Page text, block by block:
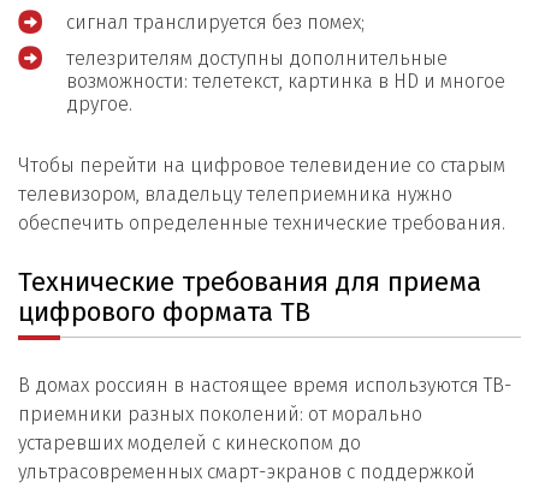
сигнал транслируется без помех;
телезрителям доступны дополнительные
возможности: телетекст, картинка в HD и многое
другое.
Чтобы перейти на цифровое телевидение со старым
телевизором, владельцу телеприемника нужно
обеспечить определенные технические требования.
Технические требования для приема
цифрового формата ТВ
В домах россиян в настоящее время используются ТВ-
приемники разных поколений: от морально
устаревших моделей с кинескопом до
ультрасовременных смарт-экранов с поддержкой